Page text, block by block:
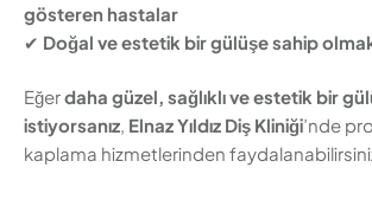
gösteren hastalar
✔ Doğal ve estetik bir gülüşe sahip
Eğerdaha güzel, sağlıklı ve estetik bir
istiyorsanız, Elnaz Yıldız Diş Kliniği’nde
kaplama hizmetlerinden